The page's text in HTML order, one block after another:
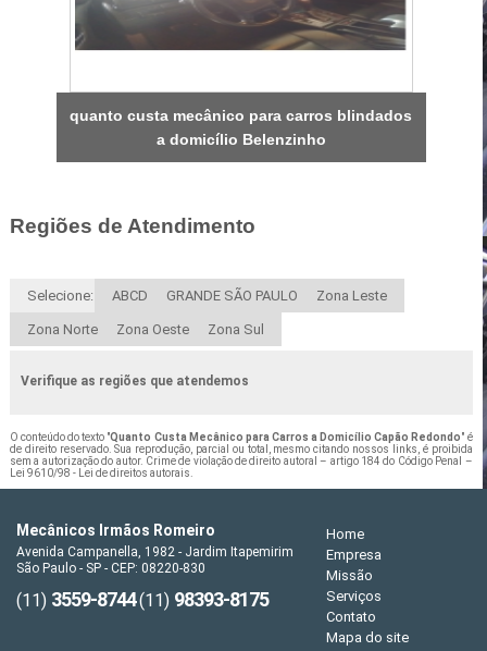
quanto custa mecânico para carros blindados
a domicílio Belenzinho
Regiões de Atendimento
Selecione: ABCD GRANDE SÃO PAULO Zona Leste
Zona Norte Zona Oeste Zona Sul
Verifique as regiões que atendemos
O conteúdo do texto "Quanto Custa Mecânico para Carros a Domicílio Capão Redondo" é
de direito reservado. Sua reprodução, parcial ou total, mesmo citando nossos links, é proibida
sem a autorização do autor. Crime de violação de direito autoral – artigo 184 do Código Penal –
Lei 9610/98 - Lei de direitos autorais.
Mecânicos Irmãos Romeiro
Avenida Campanella, 1982 - Jardim Itapemirim
São Paulo - SP - CEP: 08220-830
(11) 3559-8744(11) 98393-8175
Home
Empresa
Missão
Serviços
Contato
Mapa do site